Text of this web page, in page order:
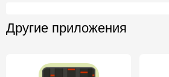
Другие приложения